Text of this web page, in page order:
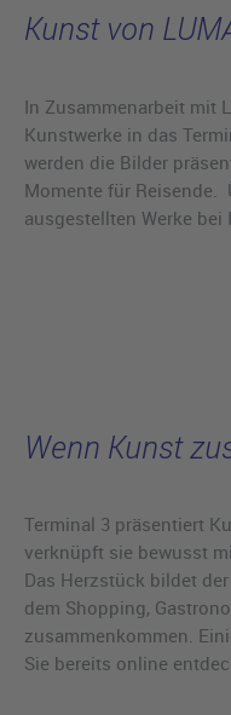
Kunst von
In Zusammenarbeit mit
Kunstwerke in das
werden die Bilder
Momente für Reisende.
ausgestellten Werke bei
Wenn Kunst
Terminal 3 präsentiert
verknüpft sie bewusst
Das Herzstück bildet
dem Shopping,
zusammenkommen.
Sie bereits online